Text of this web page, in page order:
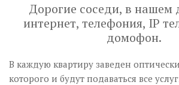
Дорогие соседи, в нашем
интернет, телефония, IP
домофон.
В каждую квартиру заведен
которого и будут подаваться все